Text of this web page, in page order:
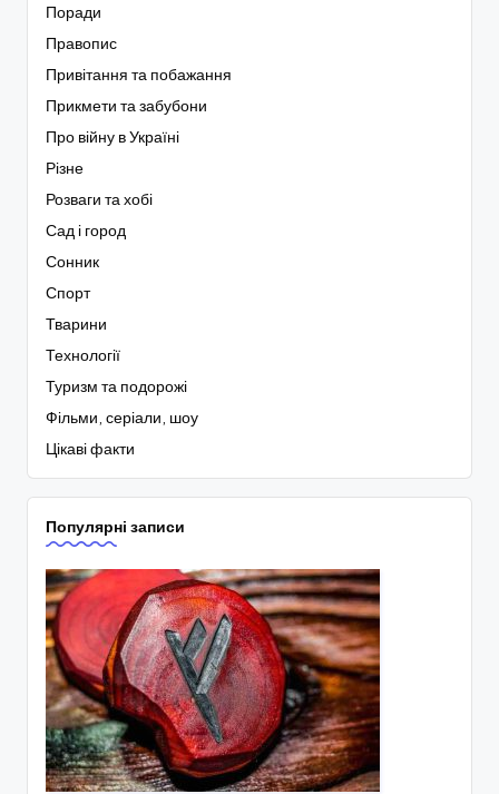
Поради
Правопис
Привітання та побажання
Прикмети та забубони
Про війну в Україні
Різне
Розваги та хобі
Сад і город
Сонник
Спорт
Тварини
Технології
Туризм та подорожі
Фільми, серіали, шоу
Цікаві факти
Популярні записи